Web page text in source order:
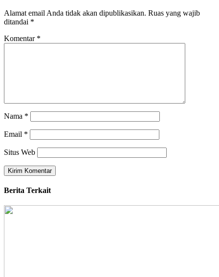
Alamat email Anda tidak akan dipublikasikan. Ruas yang wajib
ditandai *
Komentar *
Nama *
Email *
Situs Web
Berita Terkait